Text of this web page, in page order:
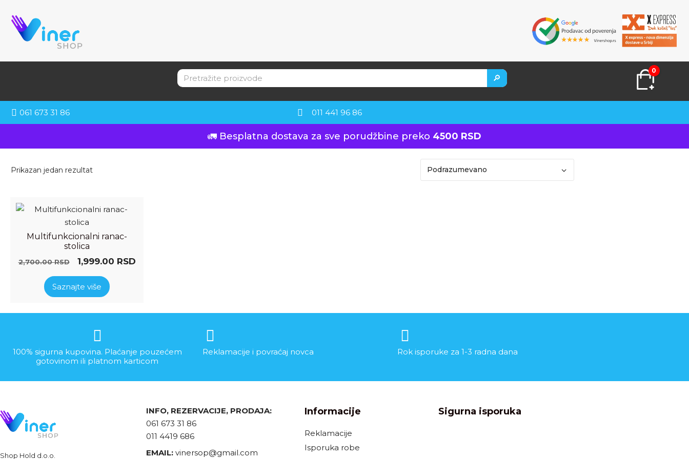
🔎
0
061 673 31 86 011 441 96 86
🚛 Besplatna dostava za sve porudžbine preko 4500 RSD
Prikazan jedan rezultat
Multifunkcionalni ranac-
stolica
2,700.00RSD 1,999.00 RSD
Saznajte više
100% sigurna kupovina. Plaćanje pouzećem
gotovinom ili platnom karticom
Reklamacije i povraćaj novca Rok isporuke za 1-3 radna dana
Shop Hold d.o.o.
INFO, REZERVACIJE, PRODAJA:
061 673 31 86
011 4419 686
EMAIL: vinersop@gmail.com
Informacije
Reklamacije
Isporuka robe
Sigurna isporuka